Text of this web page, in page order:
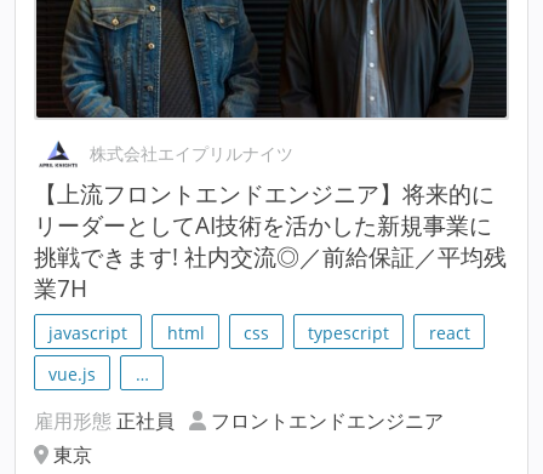
株式会社エイプリルナイツ
【上流フロントエンドエンジニア】将来的に
リーダーとしてAI技術を活かした新規事業に
挑戦できます! 社内交流◎／前給保証／平均残
業7H
javascript html css typescript
react
vue.js
…
雇用形態 正社員
フロントエンドエンジニア
東京